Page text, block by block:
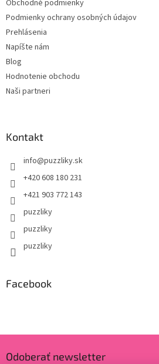
Obchodné podmienky
Podmienky ochrany osobných údajov
Prehlásenia
Napíšte nám
Blog
Hodnotenie obchodu
Naši partneri
Kontakt
info@puzzliky.sk
+420 608 180 231
+421 903 772 143
puzzliky
puzzliky
puzzliky
Facebook
Odoberať newsletter